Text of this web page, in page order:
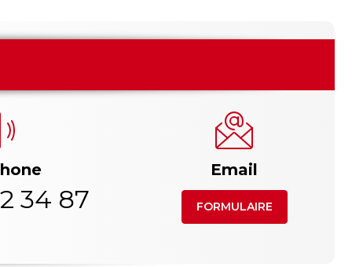
34 87
Email
FORMULAIRE